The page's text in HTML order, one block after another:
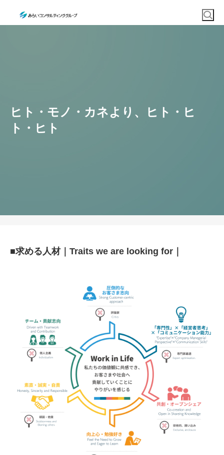
ヒト・モノ・カネより、ヒト・ヒ
ト・ヒト
■求める人材｜Traits we are looking for｜